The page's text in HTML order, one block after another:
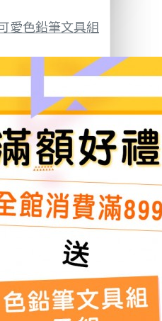
愛色鉛筆文具組